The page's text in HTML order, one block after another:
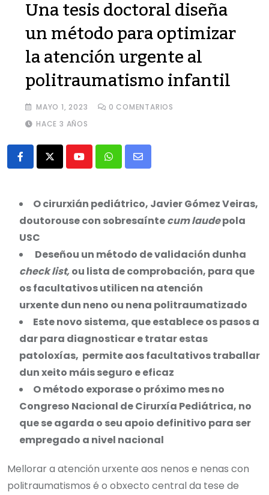
Una tesis doctoral diseña
un método para optimizar
la atención urgente al
politraumatismo infantil
MAYO 1, 2023 0 COMENTARIOS
HACE 3 AÑOS
YoutubeWhatsapp
Share
Email
O cirurxián pediátrico, Javier Gómez Veiras,
doutorouse con sobresaíntecum laudepola
USC
Deseñou un método de validación dunha
check list,ou lista de comprobación, para que
os facultativos utilicen na atención
urxente dun neno ou nena politraumatizado
Este novo sistema, que establece os pasos a
dar para diagnosticar e tratar estas
patoloxías, permite aos facultativos traballar
dun xeito máis seguro e eficaz
O método exporase o próximo mes no
Congreso Nacional de Cirurxía Pediátrica, no
que se agarda o seu apoio definitivo para ser
empregado a nivel nacional
Mellorar a atención urxente aos nenos e nenas con
politraumatismos é o obxecto central da tese de